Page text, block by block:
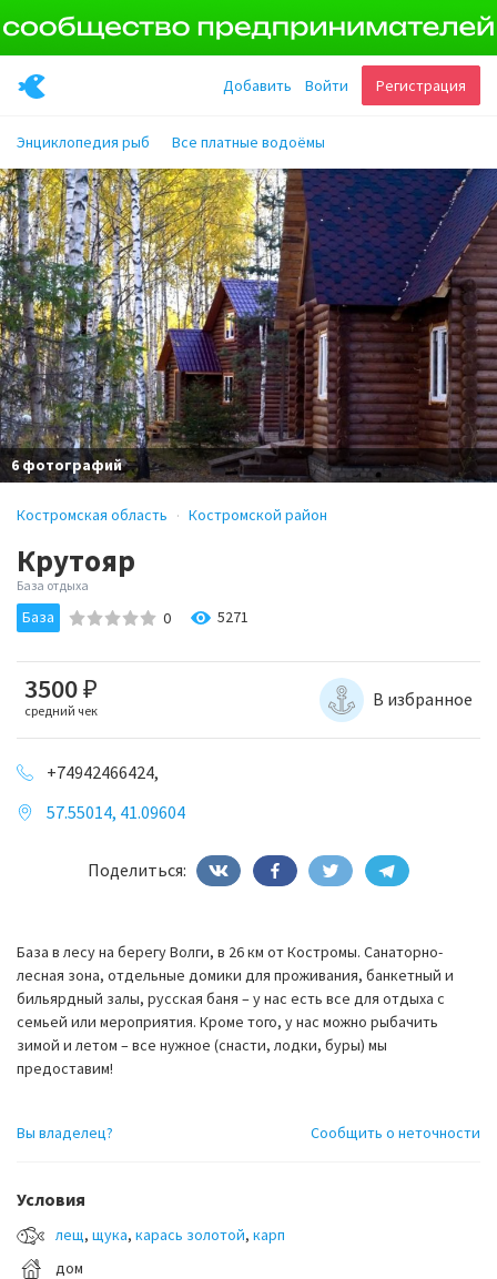
Регистрация
Войти
Добавить
Энциклопедия рыб Все платные водоёмы
6 фотографий
Костромская область Костромской район
Крутояр
База отдыха
База 0 5271
3500₽
средний чек
В избранное
+74942466424,
57.55014, 41.09604
Поделиться:
База в лесу на берегу Волги, в 26 км от Костромы. Санаторно-
лесная зона, отдельные домики для проживания, банкетный и
бильярдный залы, русская баня – у нас есть все для отдыха с
семьей или мероприятия. Кроме того, у нас можно рыбачить
зимой и летом – все нужное (снасти, лодки, буры) мы
предоставим!
Вы владелец? Сообщить о неточности
Условия
лещ, щука, карась золотой, карп
дом